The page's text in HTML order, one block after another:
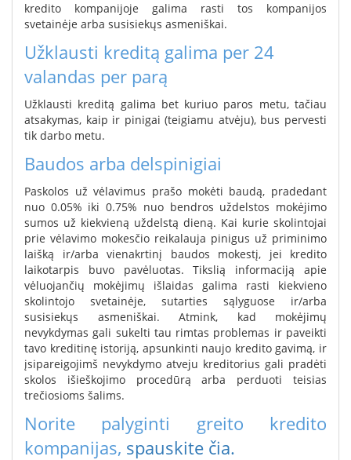
kredito kompanijoje galima rasti tos kompanijos
svetainėje arba susisiekųs asmeniškai.
Užklausti kreditą galima per 24
valandas per parą
Užklausti kreditą galima bet kuriuo paros metu, tačiau
atsakymas, kaip ir pinigai (teigiamu atvėju), bus pervesti
tik darbo metu.
Baudos arba delspinigiai
Paskolos už vėlavimus prašo mokėti baudą, pradedant
nuo 0.05% iki 0.75% nuo bendros uždelstos mokėjimo
sumos už kiekvieną uždelstą dieną. Kai kurie skolintojai
prie vėlavimo mokesčio reikalauja pinigus už priminimo
laišką ir/arba vienakrtinį baudos mokestį, jei kredito
laikotarpis buvo pavėluotas. Tikslią informaciją apie
vėluojančių mokėjimų išlaidas galima rasti kiekvieno
skolintojo svetainėje, sutarties sąlyguose ir/arba
susisiekųs asmeniškai. Atmink, kad mokėjimų
nevykdymas gali sukelti tau rimtas problemas ir paveikti
tavo kreditinę istoriją, apsunkinti naujo kredito gavimą, ir
įsipareigojimš nevykdymo atveju kreditorius gali pradėti
skolos išieškojimo procedūrą arba perduoti teisias
trečiosioms šalims.
Norite palyginti greito kredito
kompanijas, spauskite čia.